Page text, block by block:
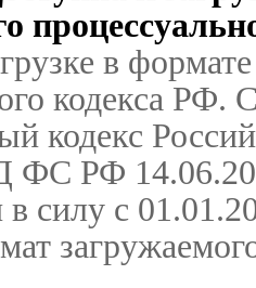
в
кодекса РФ.
кодекс
ФС РФ
силу с